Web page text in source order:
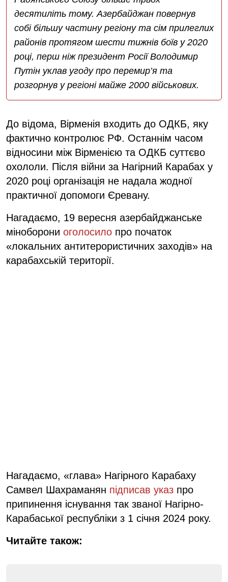
десятиліть тому. Азербайджан повернув
собі більшу частину регіону та сім прилеглих
районів протягом шести тижнів боїв у 2020
році, перш ніж президент Росії Володимир
Путін уклав угоду про перемир’я та
розгорнув у регіоні майже 2000 військових.
До відома, Вірменія входить до ОДКБ, яку
фактично контролює РФ. Останнім часом
відносини між Вірменією та ОДКБ суттєво
охололи. Після війни за Нагірний Карабах у
2020 році організація не надала жодної
практичної допомоги Єревану.
Нагадаємо, 19 вересня азербайджанське
міноборони оголосило про початок
«локальних антитерористичних заходів» на
карабахській території.
Нагадаємо, «глава» Нагірного Карабаху
Самвел Шахраманян підписав указ про
припинення існування так званої Нагірно-
Карабаської республіки з 1 січня 2024 року.
Читайте також: